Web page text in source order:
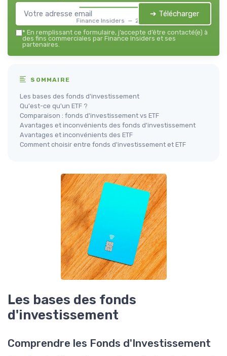
Finance Insiders — 2026
➔ Télécharger
* En remplissant ce formulaire, j’accepte d’être contacté(e) à
des fins commerciales par Finance Insiders et ses
partenaires.
SOMMAIRE
Les bases des fonds d'investissement
Qu'est-ce qu'un ETF ?
Comparaison : fonds d'investissement vs ETF
Avantages et inconvénients des fonds d'investissement
Avantages et inconvénients des ETF
Comment choisir entre fonds d'investissement et ETF
Les bases des fonds
d'investissement
Comprendre les Fonds d'Investissement